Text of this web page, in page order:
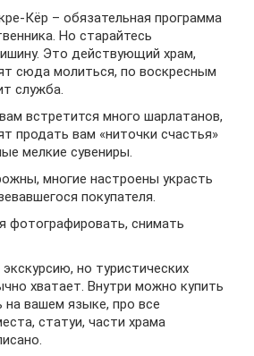
Кёр – обязательная программа
Но старайтесь
Это действующий храм,
сюда молиться, по воскресным
служба.
встретится много шарлатанов,
продать вам «ниточки счастья»
мелкие сувениры.
многие настроены украсть
покупателя.
фотографировать, снимать
но туристических
хватает. Внутри можно купить
на вашем языке, про все
статуи, части храма